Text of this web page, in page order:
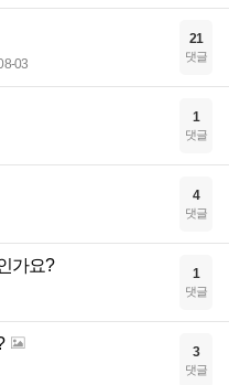
03
21
댓글
1
댓글
4
댓글
가요? 1
댓글
3
댓글